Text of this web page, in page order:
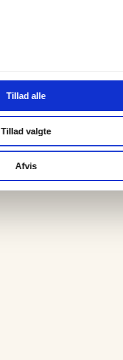
Tillad alle
Tillad valgte
Afvis